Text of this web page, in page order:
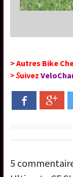
> Autres Bike
> Suivez
Facebook
5